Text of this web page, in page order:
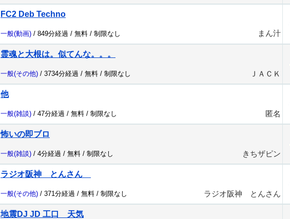
FC2 Deb Techno
一般(動画) / 849分経過 / 無料 / 制限なし まん汁
霊魂と大根は。似てんな。。。
一般(その他) / 3734分経過 / 無料 / 制限なし ＪＡＣＫ
他
一般(雑談) / 47分経過 / 無料 / 制限なし 匿名
怖いの即ブロ
一般(雑談) / 4分経過 / 無料 / 制限なし きちザピン
ラジオ阪神 とんさん
一般(その他) / 371分経過 / 無料 / 制限なし ラジオ阪神 とんさん
地震DJ JD 工口 天気